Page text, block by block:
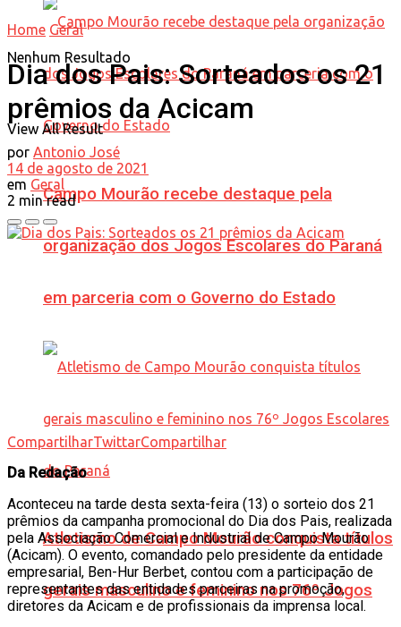
Campo Mourão recebe destaque pela
organização dos Jogos Escolares do Paraná
em parceria com o Governo do Estado
Atletismo de Campo Mourão conquista títulos
gerais masculino e feminino nos 76º Jogos
Nenhum Resultado
View All Result
Home Geral
Dia dos Pais: Sorteados os 21
prêmios da Acicam
por Antonio José
14 de agosto de 2021
em Geral
2 min read
CompartilharTwittarCompartilhar
Da Redação
Aconteceu na tarde desta sexta-feira (13) o sorteio dos 21
prêmios da campanha promocional do Dia dos Pais, realizada
pela Associação Comercial e Industrial de Campo Mourão
(Acicam). O evento, comandado pelo presidente da entidade
empresarial, Ben-Hur Berbet, contou com a participação de
representantes das entidades parceiras na promoção,
diretores da Acicam e de profissionais da imprensa local.